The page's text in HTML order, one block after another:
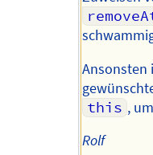
Ansonsten
this ,
Rolf